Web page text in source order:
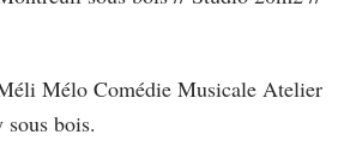
Mélo Comédie Musicale Atelier
bois.